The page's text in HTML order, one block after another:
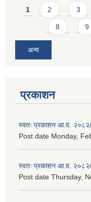
Pages
1 2 3
8 9
अन्य
प्रकाशन
स्वतः प्रकाशन आ.व. २०८२/
Post date Monday,
स्वतः प्रकाशन आ.व.
Post date Thursday,